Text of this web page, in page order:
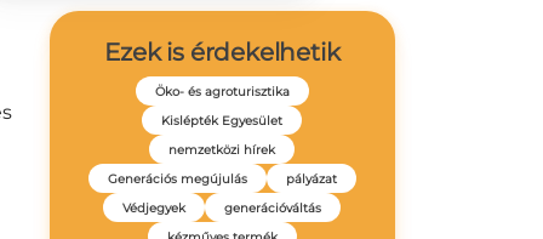
Ezek is érdekelhetik
Öko- és agroturisztika
Kislépték Egyesület
nemzetközi hírek
Generációs megújulás
pályázat
Védjegyek
generációváltás